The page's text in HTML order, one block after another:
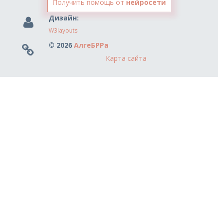
Получить помощь от нейросети
Дизайн:
W3layouts
© 2026 АлгеБРРа
Карта сайта